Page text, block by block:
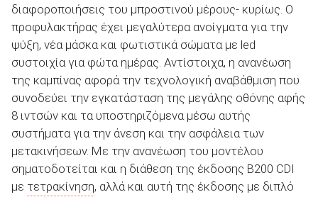
ΑΝΑΖΗΤΗΣΗ
Επιχειρήσεις
ΑΝΑΖΗΤΗΣΗ
διαφοροποιήσεις του μπροστινού μέρους- κυρίως. Ο
προφυλακτήρας έχει μεγαλύτερα ανοίγματα για την
ψύξη, νέα μάσκα και φωτιστικά σώματα με led
συστοιχία για φώτα ημέρας. Αντίστοιχα, η ανανέωση
της καμπίνας αφορά την τεχνολογική αναβάθμιση που
συνοδεύει την εγκατάσταση της μεγάλης οθόνης αφής
8 ιντσών και τα υποστηριζόμενα μέσω αυτής
συστήματα για την άνεση και την ασφάλεια των
μετακινήσεων. Με την ανανέωση του μοντέλου
σηματοδοτείται και η διάθεση της έκδοσης B200 CDI
με τετρακίνηση, αλλά και αυτή της έκδοσης με διπλό